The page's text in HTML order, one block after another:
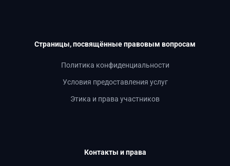
Страницы, посвящённые правовым вопросам
Политика конфиденциальности
Условия предоставления услуг
Этика и права участников
Контакты и права